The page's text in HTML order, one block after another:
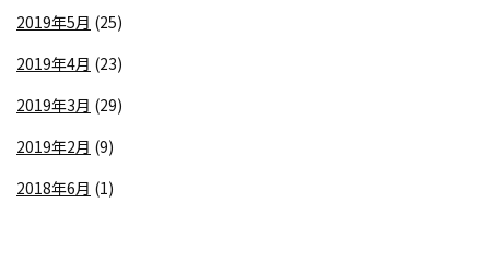
2019年5月 (25)
2019年4月 (23)
2019年3月 (29)
2019年2月 (9)
2018年6月 (1)